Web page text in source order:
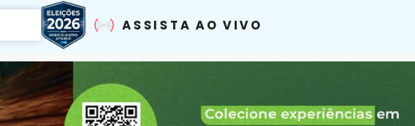
ASSISTA AO VIVO